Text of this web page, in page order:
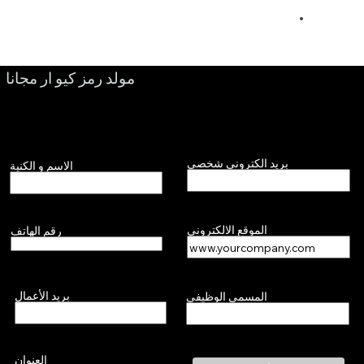
مولد رمز كيو ار مجانا
الاسم و الكنية
رقم الهاتف
العنوان
بريد الأعمال
بريد الكتروني شخصي
الموقع الالكتروني
المسمى الوظيفي